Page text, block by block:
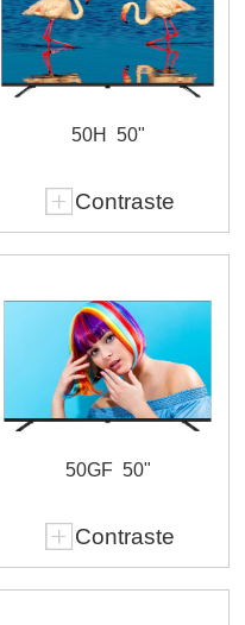
50H 50"
Contraste
50GF 50"
Contraste